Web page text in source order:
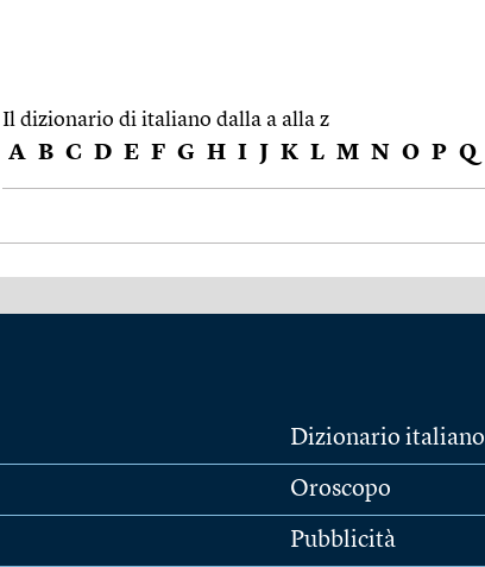
Il dizionario di italiano dalla a alla z
A B C D E F G H I J K L M N O P Q
Dizionario italiano
Oroscopo
Pubblicità